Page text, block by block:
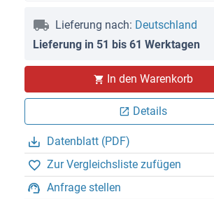
Lieferung nach: Deutschland
Lieferung in 51 bis 61 Werktagen
In den Warenkorb
Details
Datenblatt (PDF)
Zur Vergleichsliste zufügen
Anfrage stellen